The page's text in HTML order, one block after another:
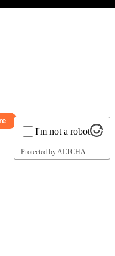
I'm not a robot
Protected byALTCHA